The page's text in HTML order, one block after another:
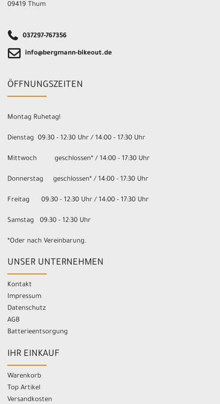
09419 Thum
037297-767356
info@bergmann-bikeout.de
ÖFFNUNGSZEITEN
Montag Ruhetag!
Dienstag 09:30 - 12:30 Uhr / 14:00 - 17:30 Uhr
Mittwoch geschlossen* / 14:00 - 17:30 Uhr
Donnerstag geschlossen* / 14:00 - 17:30 Uhr
Freitag 09:30 - 12:30 Uhr / 14:00 - 17:30 Uhr
Samstag 09:30 - 12:30 Uhr
*Oder nach Vereinbarung.
UNSER UNTERNEHMEN
Kontakt
Impressum
Datenschutz
AGB
Batterieentsorgung
IHR EINKAUF
Warenkorb
Top Artikel
Versandkosten